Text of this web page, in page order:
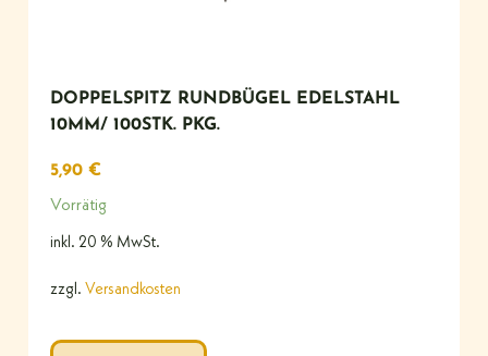
DOPPELSPITZ RUNDBÜGEL EDELSTAHL
10MM/ 100STK. PKG.
5,90 €
Vorrätig
inkl. 20 % MwSt.
zzgl. Versandkosten